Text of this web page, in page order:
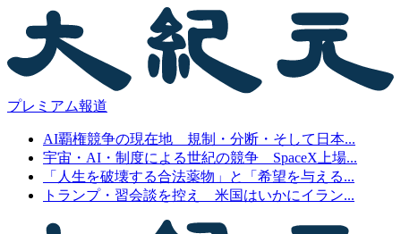
プレミアム報道
AI覇権競争の現在地 規制・分断・そして日本...
宇宙・AI・制度による世紀の競争 SpaceX上場...
「人生を破壊する合法薬物」と「希望を与える...
トランプ・習会談を控え 米国はいかにイラン...